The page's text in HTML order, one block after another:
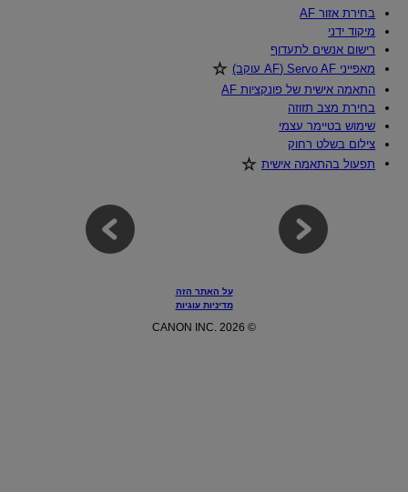
בחירת אזור AF
מיקוד ידני
רישום אנשים לתעדוף
מאפייני Servo AF (AF עוקב)‏
התאמה אישית של פונקציות AF
בחירת מצב תזוזה
שימוש בטיימר עצמי
צילום בשלט רחוק
תפעול בהתאמה אישית‏
על האתר הזה
מדיניות עוגיות
© CANON INC. 2026